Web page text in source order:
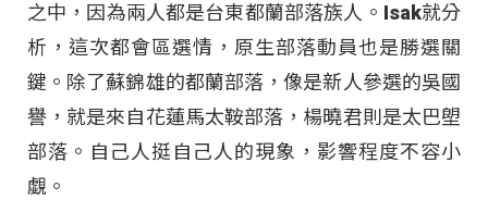
之中，因為兩人都是台東都蘭部落族人。Isak就分
析，這次都會區選情，原生部落動員也是勝選關
鍵。除了蘇錦雄的都蘭部落，像是新人參選的吳國
譽，就是來自花蓮馬太鞍部落，楊曉君則是太巴塱
部落。自己人挺自己人的現象，影響程度不容小
覷。